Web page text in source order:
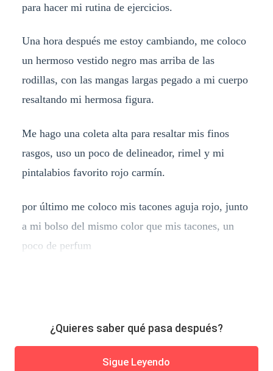
para hacer mi rutina de ejercicios.
Una hora después me estoy cambiando, me coloco
un hermoso vestido negro mas arriba de las
rodillas, con las mangas largas pegado a mi cuerpo
resaltando mi hermosa figura.
Me hago una coleta alta para resaltar mis finos
rasgos, uso un poco de delineador, rimel y mi
pintalabios favorito rojo carmín.
por último me coloco mis tacones aguja rojo, junto
a mi bolso del mismo color que mis tacones, un
poco de perfum
¿Quieres saber qué pasa después?
Sigue Leyendo